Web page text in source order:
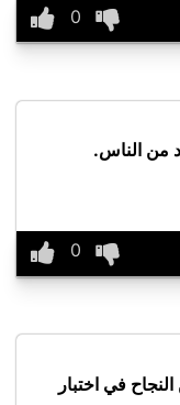
من الناس.
في اختبار